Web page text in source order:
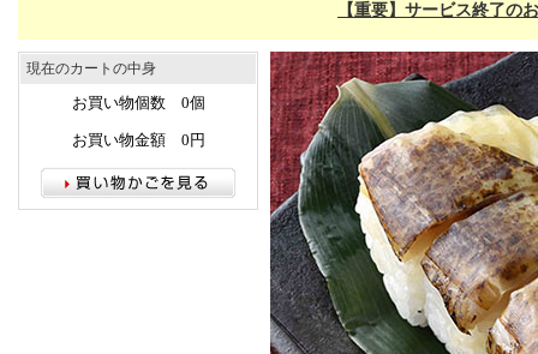
【重要】サービス終了の
現在のカートの中身
お買い物個数 0個
お買い物金額 0円